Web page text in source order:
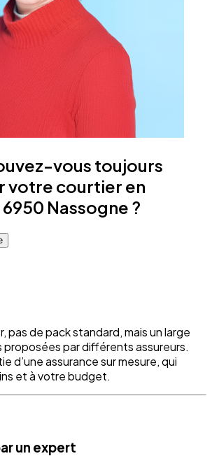
vous toujours
votre courtier en
Nassogne ?
pas de pack standard, mais un large
proposées par différents assureurs.
d’une assurance sur mesure, qui
et à votre budget.
un expert